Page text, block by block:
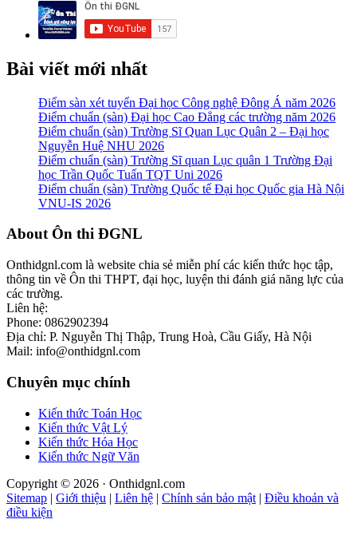
Bài viết mới nhất
Điểm sàn xét tuyển Đại học Công nghệ Đông Á năm 2026
Điểm chuẩn (sàn) Đại học Cao Đẳng các trường năm 2026
Điểm chuẩn (sàn) Trường Sĩ Quan Lục Quân 2 – Đại học
Nguyễn Huệ NHU 2026
Điểm chuẩn (sàn) Trường Sĩ quan Lục quân 1 Trường Đại
học Trần Quốc Tuấn TQT Uni 2026
Điểm chuẩn (sàn) Trường Quốc tế Đại học Quốc gia Hà Nội
VNU-IS 2026
Footer
About Ôn thi ĐGNL
Onthidgnl.com là website chia sẻ miễn phí các kiến thức học tập,
thông tin về Ôn thi THPT, đại học, luyện thi đánh giá năng lực của
các trường.
Liên hệ:
Phone: 0862902394
Địa chỉ: P. Nguyễn Thị Thập, Trung Hoà, Cầu Giấy, Hà Nội
Mail: info@onthidgnl.com
Chuyên mục chính
Kiến thức Toán Học
Kiến thức Vật Lý
Kiến thức Hóa Học
Kiến thức Ngữ Văn
Copyright © 2026 · Onthidgnl.com
Sitemap | Giới thiệu | Liên hệ | Chính sản bảo mật | Điều khoản và
điều kiện